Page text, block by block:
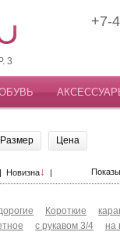
3
+7-
Размер Цена
| Новизна↓ |
Короткие
с рукавом 3/4
на